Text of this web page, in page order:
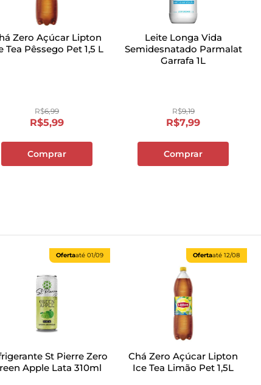
Zero Açúcar Lipton
Tea Pêssego Pet 1,5 L
R$6,99
R$5,99
Comprar
Leite Longa Vida
Semidesnatado Parmalat
Garrafa 1L
R$9,19
R$7,99
Comprar
Ofertaaté 01/09
St Pierre Zero
Apple Lata 310ml
Ofertaaté12/08
Chá Zero Açúcar Lipton
Ice Tea Limão Pet 1,5L